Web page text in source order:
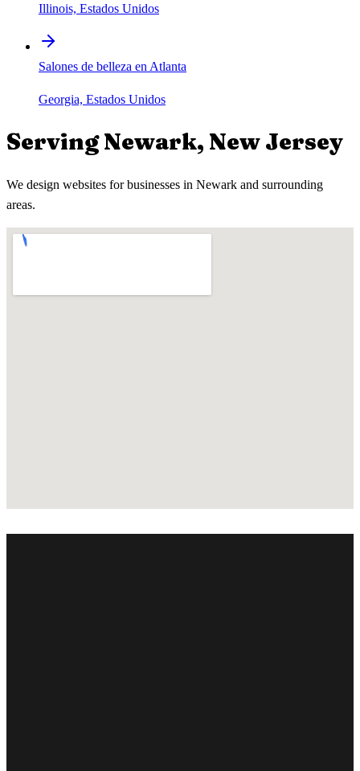
Illinois, Estados Unidos
Salones de belleza en Atlanta
Georgia, Estados Unidos
ServingNewark, New Jersey
We design websites for businesses in Newark and surrounding
areas.